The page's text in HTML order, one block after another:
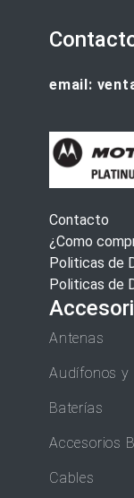
email:
Contacto
¿Como
Politicas de
Politicas de
Antenas
Audífonos y
Baterías
Accesorios
Cables